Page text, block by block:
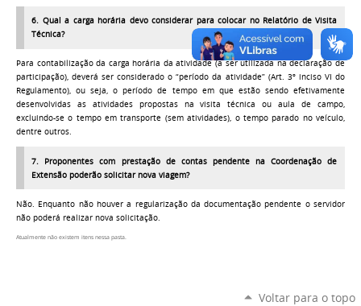
6. Qual a carga horária devo considerar para colocar no Relatório de Visita
Técnica?
Para contabilização da carga horária da atividade (a ser utilizada na declaração de
participação), deverá ser considerado o “período da atividade” (Art. 3º inciso VI do
Regulamento), ou seja, o período de tempo em que estão sendo efetivamente
desenvolvidas as atividades propostas na visita técnica ou aula de campo,
excluindo-se o tempo em transporte (sem atividades), o tempo parado no veículo,
dentre outros.
7. Proponentes com prestação de contas pendente na Coordenação de
Extensão poderão solicitar nova viagem?
Não. Enquanto não houver a regularização da documentação pendente o servidor
não poderá realizar nova solicitação.
Atualmente não existem itens nessa pasta.
Voltar para o topo